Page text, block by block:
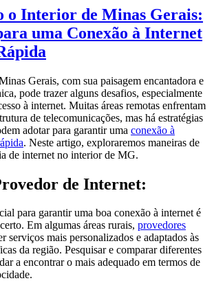
o Interior de Minas Gerais:
uma Conexão à Internet
Gerais, com sua paisagem encantadora e
pode trazer alguns desafios, especialmente
à internet. Muitas áreas remotas enfrentam
de telecomunicações, mas há estratégias
adotar para garantir uma conexão à
. Neste artigo, exploraremos maneiras de
de internet no interior de MG.
de Internet:
para garantir uma boa conexão à internet é
Em algumas áreas rurais, provedores
serviços mais personalizados e adaptados às
da região. Pesquisar e comparar diferentes
a encontrar o mais adequado em termos de